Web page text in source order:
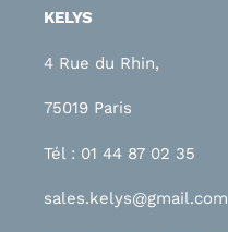
KELYS
4 Rue du Rhin,
75019 Paris
Tél : 01 44 87 02 35
sales.kelys@gmail.com